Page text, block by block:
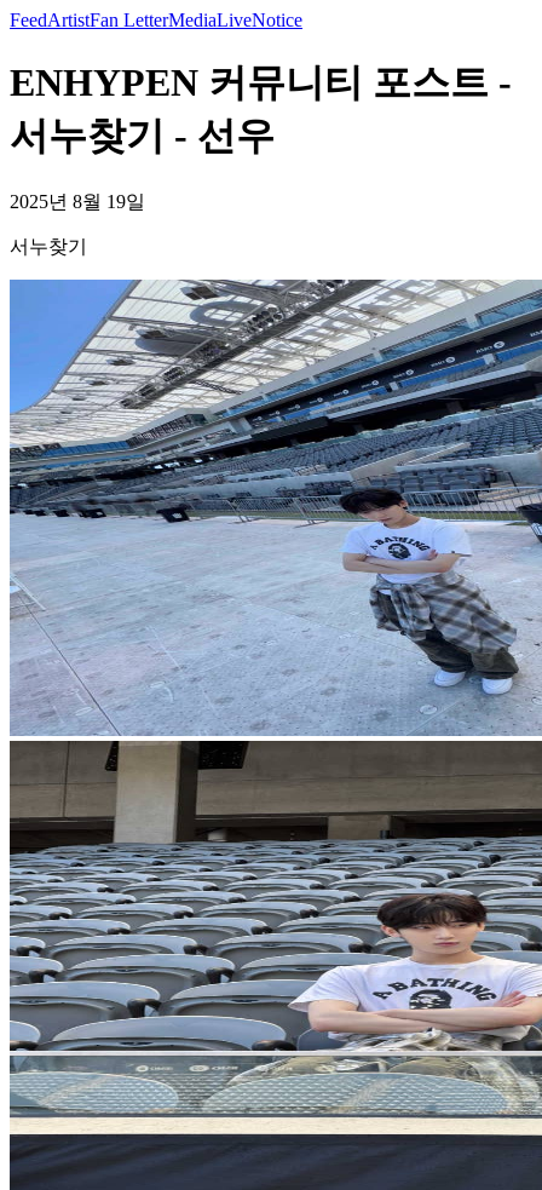
FeedArtistFan LetterMediaLiveNotice
ENHYPEN 커뮤니티 포스트 -
서누찾기 - 선우
2025년 8월 19일
서누찾기